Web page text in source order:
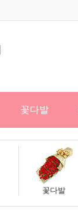
꽃다발
꽃다발